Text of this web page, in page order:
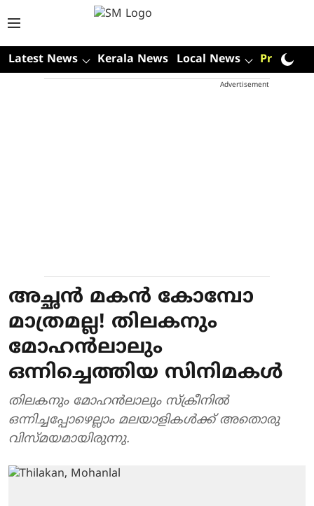
Latest News Kerala News Local News Premium
Advertisement
അച്ഛൻ മകൻ കോമ്പോ
മാത്രമല്ല! തിലകനും
മോഹൻലാലും
ഒന്നിച്ചെത്തിയ സിനിമകൾ
തിലകനും മോഹൻലാലും സ്ക്രീനിൽ
ഒന്നിച്ചപ്പോഴെല്ലാം മലയാളികൾക്ക് അതൊരു
വിസ്മയമായിരുന്നു.